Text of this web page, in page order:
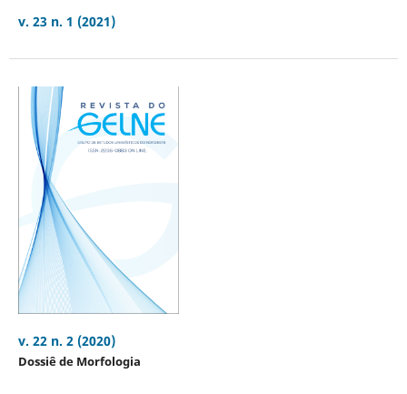
v. 23 n. 1 (2021)
v. 22 n. 2 (2020)
Dossiê de Morfologia